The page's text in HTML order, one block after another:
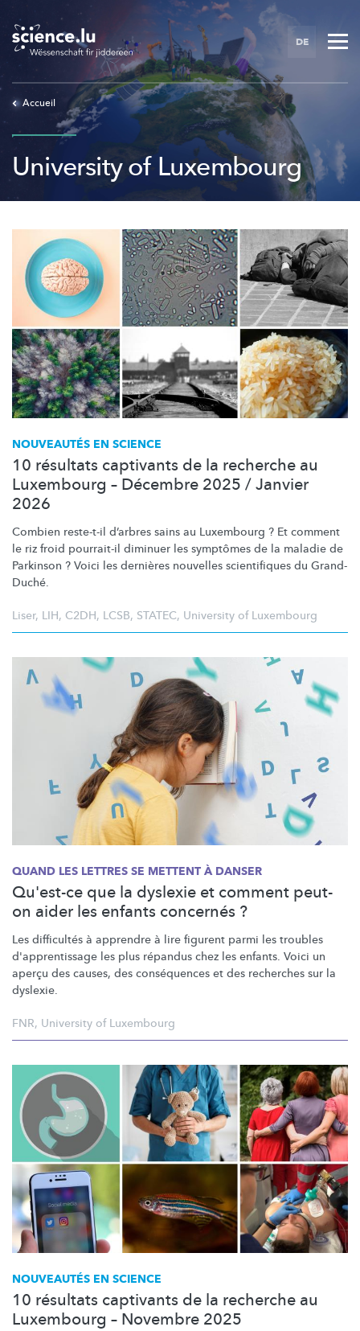
main
content
DE
Accueil
University of Luxembourg
NOUVEAUTÉS EN SCIENCE
10 résultats captivants de la recherche au
Luxembourg – Décembre 2025 / Janvier
2026
Combien reste-t-il d’arbres sains au Luxembourg ? Et comment
le riz froid pourrait-il diminuer les symptômes de la maladie de
Parkinson ? Voici les dernières nouvelles scientifiques du Grand-
Duché.
Liser, LIH, C2DH, LCSB, STATEC, University of Luxembourg
QUAND LES LETTRES SE METTENT À DANSER
Qu'est-ce que la dyslexie et comment peut-
on aider les enfants concernés ?
Les difficultés à apprendre à lire figurent parmi les troubles
d'apprentissage les plus répandus chez les enfants. Voici un
aperçu des causes, des conséquences et des recherches sur la
dyslexie.
FNR, University of Luxembourg
NOUVEAUTÉS EN SCIENCE
10 résultats captivants de la recherche au
Luxembourg – Novembre 2025